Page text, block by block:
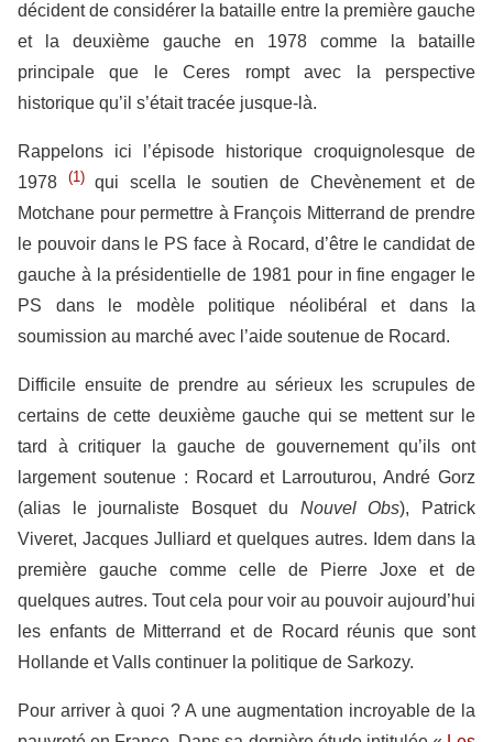
décident de considérer la bataille entre la première gauche
et la deuxième gauche en 1978 comme la bataille
principale que le Ceres rompt avec la perspective
historique qu’il s’était tracée jusque-là.
Rappelons ici l’épisode historique croquignolesque de
1978 (1)qui scella le soutien de Chevènement et de
Motchane pour permettre à François Mitterrand de prendre
le pouvoir dans le PS face à Rocard, d’être le candidat de
gauche à la présidentielle de 1981 pour in fine engager le
PS dans le modèle politique néolibéral et dans la
soumission au marché avec l’aide soutenue de Rocard.
Difficile ensuite de prendre au sérieux les scrupules de
certains de cette deuxième gauche qui se mettent sur le
tard à critiquer la gauche de gouvernement qu’ils ont
largement soutenue : Rocard et Larrouturou, André Gorz
(alias le journaliste Bosquet du Nouvel Obs), Patrick
Viveret, Jacques Julliard et quelques autres. Idem dans la
première gauche comme celle de Pierre Joxe et de
quelques autres. Tout cela pour voir au pouvoir aujourd’hui
les enfants de Mitterrand et de Rocard réunis que sont
Hollande et Valls continuer la politique de Sarkozy.
Pour arriver à quoi ? A une augmentation incroyable de la